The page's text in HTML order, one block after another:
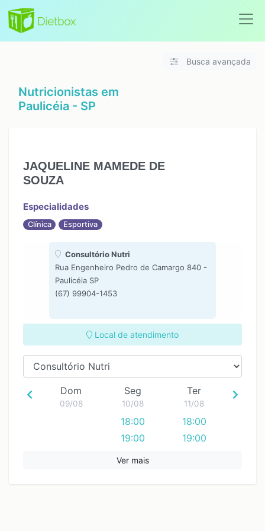
Busca avançada
Nutricionistas em
Paulicéia - SP
JAQUELINE MAMEDE DE
SOUZA
Especialidades
Clínica Esportiva
Consultório Nutri
Rua Engenheiro Pedro de Camargo 840 -
Paulicéia SP
(67) 99904-1453
Local de atendimento
Dom
09/08
Seg
10/08
18:00
19:00
Ter
11/08
18:00
19:00
Ver mais